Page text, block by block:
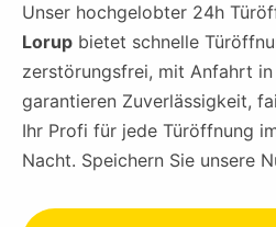
Unser hochgelobter 24h
Lorup bietet schnelle
zerstörungsfrei, mit Anfahrt
garantieren Zuverlässigkeit,
Ihr Profi für jede Türöffnung
Nacht. Speichern Sie unsere